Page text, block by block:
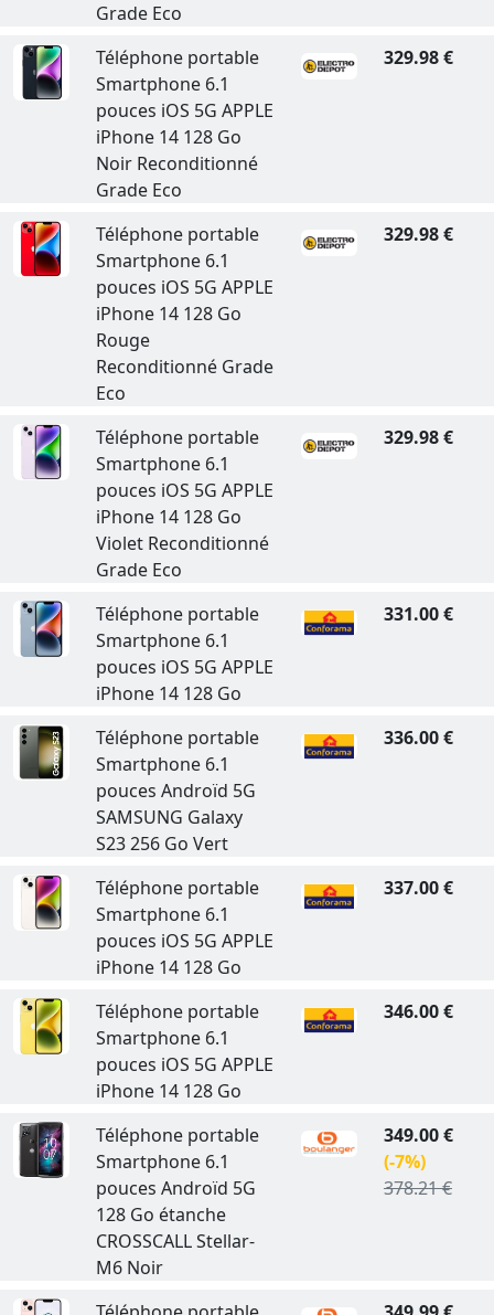
Grade Eco
Téléphone portable
Smartphone 6.1
pouces iOS 5G APPLE
iPhone 14 128 Go
Noir Reconditionné
Grade Eco
329.98 €
Téléphone portable
Smartphone 6.1
pouces iOS 5G APPLE
iPhone 14 128 Go
Rouge
Reconditionné Grade
Eco
329.98 €
Téléphone portable
Smartphone 6.1
pouces iOS 5G APPLE
iPhone 14 128 Go
Violet Reconditionné
Grade Eco
329.98 €
Téléphone portable
Smartphone 6.1
pouces iOS 5G APPLE
iPhone 14 128 Go
331.00 €
Téléphone portable
Smartphone 6.1
pouces Androïd 5G
SAMSUNG Galaxy
S23 256 Go Vert
336.00 €
Téléphone portable
Smartphone 6.1
pouces iOS 5G APPLE
iPhone 14 128 Go
337.00 €
Téléphone portable
Smartphone 6.1
pouces iOS 5G APPLE
iPhone 14 128 Go
346.00 €
Téléphone portable
Smartphone 6.1
pouces Androïd 5G
128 Go étanche
CROSSCALL Stellar-
M6 Noir
349.00 €
(-7%)
378.21 €